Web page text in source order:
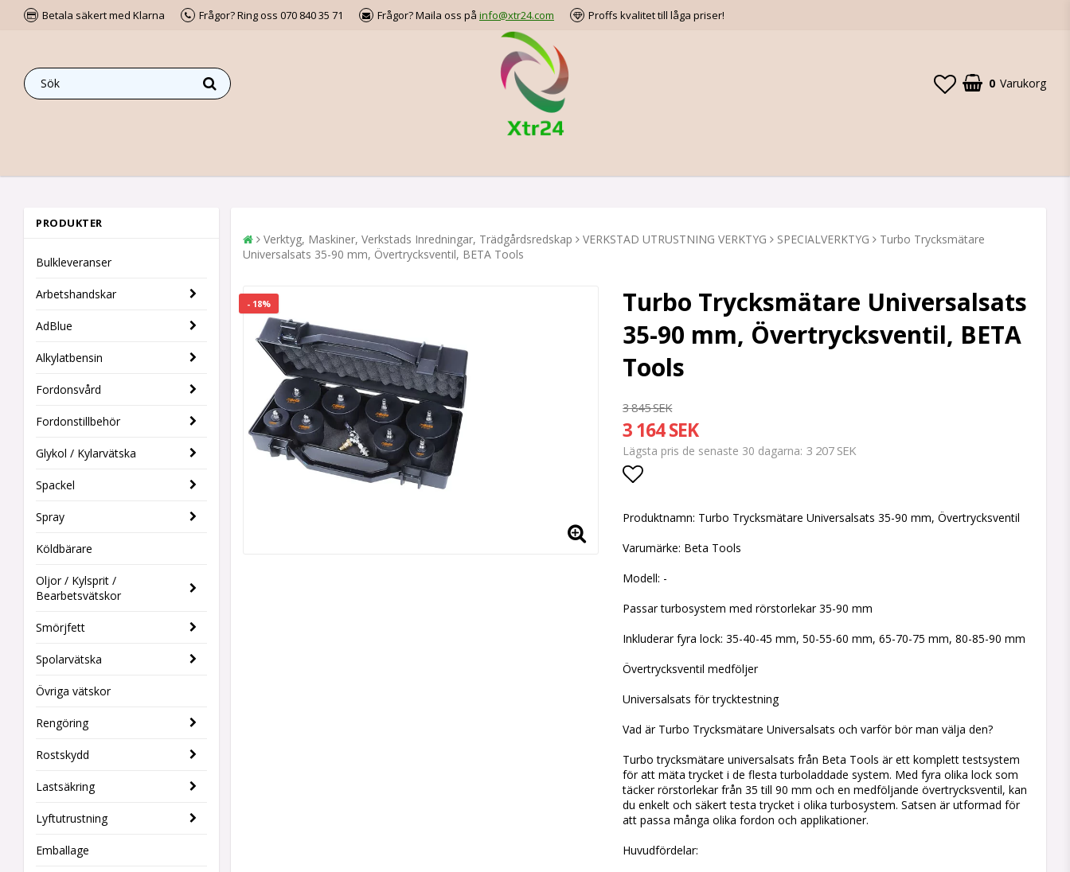
Betala säkert med Klarna Frågor? Ring oss 070 840 35 71 Frågor? Maila oss på info@xtr24.com Proffs kvalitet till låga priser!
0 Varukorg
PRODUKTER
Bulkleveranser
Arbetshandskar
AdBlue
Alkylatbensin
Fordonsvård
Fordonstillbehör
Glykol / Kylarvätska
Spackel
Spray
Köldbärare
Oljor / Kylsprit /
Bearbetsvätskor
Smörjfett
Spolarvätska
Övriga vätskor
Rengöring
Rostskydd
Lastsäkring
Lyftutrustning
Emballage
Verktyg, Maskiner, Verkstads Inredningar, Trädgårdsredskap VERKSTAD UTRUSTNING VERKTYG SPECIALVERKTYG
Turbo Trycksmätare
Universalsats 35-90 mm, Övertrycksventil, BETA Tools
- 18%
Turbo Trycksmätare Universalsats
35-90 mm, Övertrycksventil, BETA
Tools
3 845 SEK
3 164 SEK
Lägsta pris de senaste 30 dagarna 3 207 SEK
Produktnamn: Turbo Trycksmätare Universalsats 35-90 mm, Övertrycksventil
Varumärke: Beta Tools
Modell: -
Passar turbosystem med rörstorlekar 35-90 mm
Inkluderar fyra lock: 35-40-45 mm, 50-55-60 mm, 65-70-75 mm, 80-85-90 mm
Övertrycksventil medföljer
Universalsats för trycktestning
Vad är Turbo Trycksmätare Universalsats och varför bör man välja den?
Turbo trycksmätare universalsats från Beta Tools är ett komplett testsystem
för att mäta trycket i de flesta turboladdade system. Med fyra olika lock som
täcker rörstorlekar från 35 till 90 mm och en medföljande övertrycksventil, kan
du enkelt och säkert testa trycket i olika turbosystem. Satsen är utformad för
att passa många olika fordon och applikationer.
Huvudfördelar: